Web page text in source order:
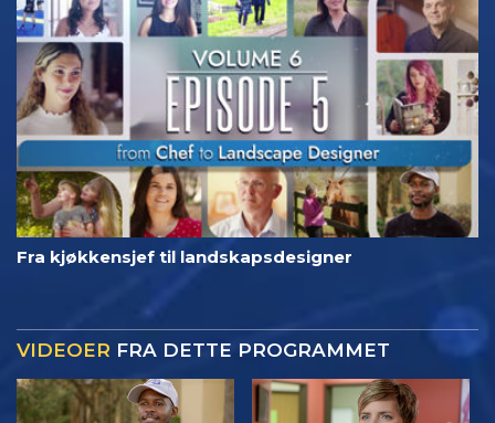
Fra kjøkkensjef til landskapsdesigner
VIDEOER FRA DETTE PROGRAMMET